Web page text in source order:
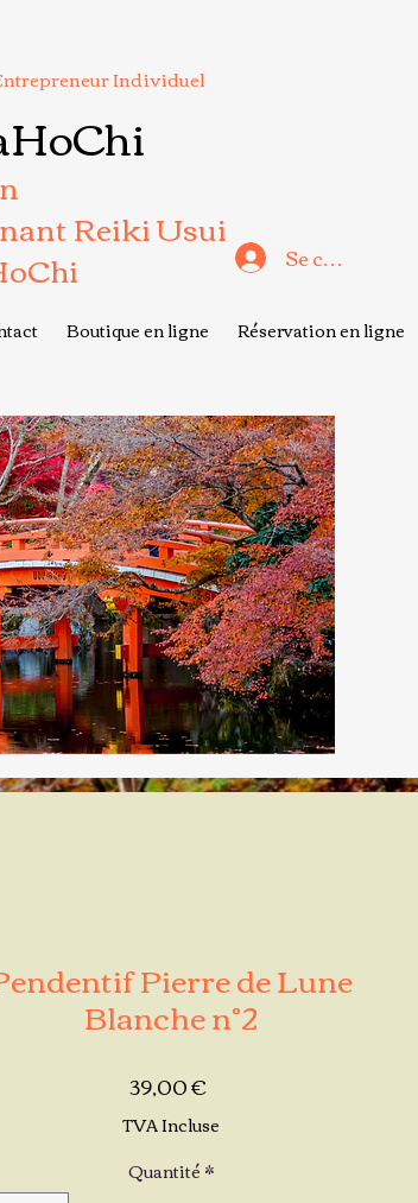
Individuel
Reiki Usui
Se connecter
Boutique en ligne
Réservation en ligne
Pierre de Lune
Blanche n°2
39,00 €Prix
TVA Incluse
Quantité*